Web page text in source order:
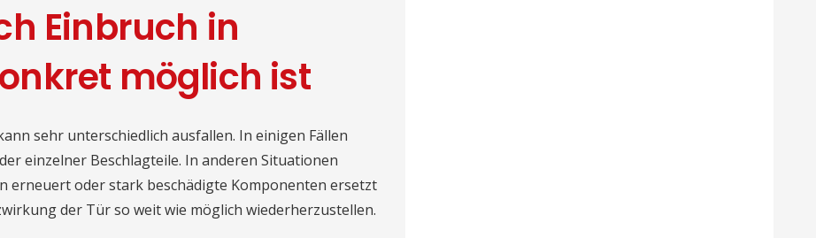
Einbruch in
möglich ist
sehr unterschiedlich ausfallen. In einigen Fällen
einzelner Beschlagteile. In anderen Situationen
erneuert oder stark beschädigte Komponenten ersetzt
der Tür so weit wie möglich wiederherzustellen.